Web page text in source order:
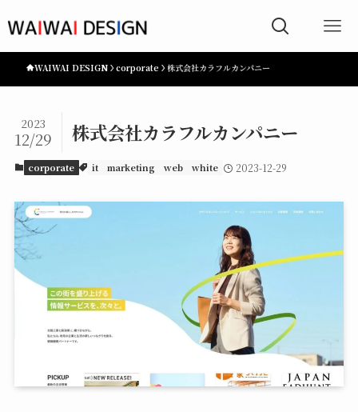
WAIWAI DESIGN corporate 株式会社カラフルカンパニー
株式会社カラフルカンパニー
2023
12/29
corporate it marketing web white 2023-12-29